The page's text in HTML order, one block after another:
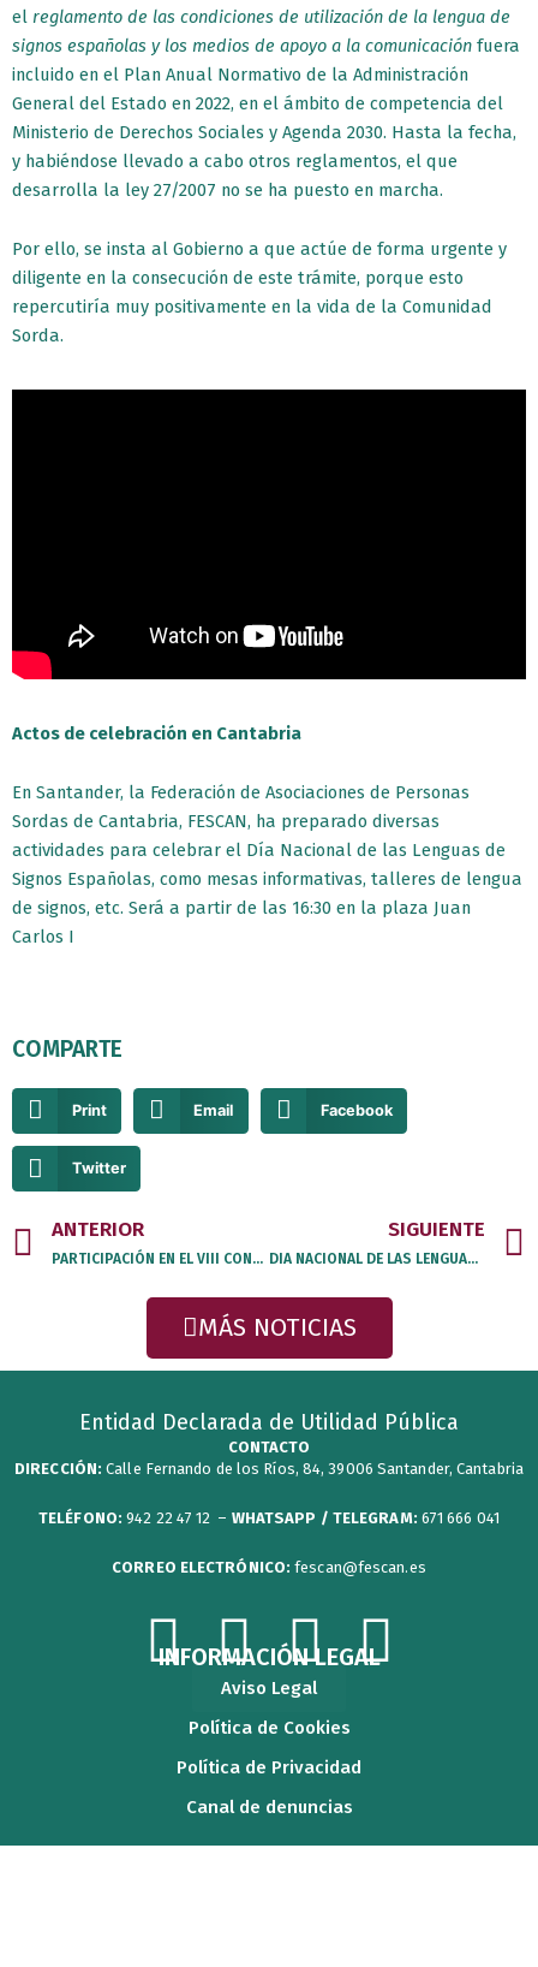
el reglamento de las condiciones de utilización de la lengua de
signos españolas y los medios de apoyo a la comunicación fuera
incluido en el Plan Anual Normativo de la Administración
General del Estado en 2022, en el ámbito de competencia del
Ministerio de Derechos Sociales y Agenda 2030. Hasta la fecha,
y habiéndose llevado a cabo otros reglamentos, el que
desarrolla la ley 27/2007 no se ha puesto en marcha.
Por ello, se insta al Gobierno a que actúe de forma urgente y
diligente en la consecución de este trámite, porque esto
repercutiría muy positivamente en la vida de la Comunidad
Sorda.
Actos de celebración en Cantabria
En Santander, la Federación de Asociaciones de Personas
Sordas de Cantabria, FESCAN, ha preparado diversas
actividades para celebrar el Día Nacional de las Lenguas de
Signos Españolas, como mesas informativas, talleres de lengua
de signos, etc. Será a partir de las 16:30 en la plaza Juan
Carlos I
COMPARTE
Print Email Facebook
Twitter
Prev
ANTERIOR
PARTICIPACIÓN EN EL VIII CONGRESO CNSE
SIGUIENTE
DIA NACIONAL DE LAS LENGUAS DE SIGNOS ESPAÑOLAS EN SANTANDER
MÁS NOTICIAS
Entidad Declarada de Utilidad Pública
CONTACTO
DIRECCIÓN: Calle Fernando de los Ríos, 84, 39006 Santander, Cantabria
TELÉFONO: 942 22 47 12 – WHATSAPP / TELEGRAM: 671 666 041
CORREO ELECTRÓNICO: fescan@fescan.es
F
a
c
e
T
w
i
t
Y
o
u
t
I
t
INFORMACIÓN LEGAL
Aviso Legal
Política de Cookies
Política de Privacidad
Canal de denuncias